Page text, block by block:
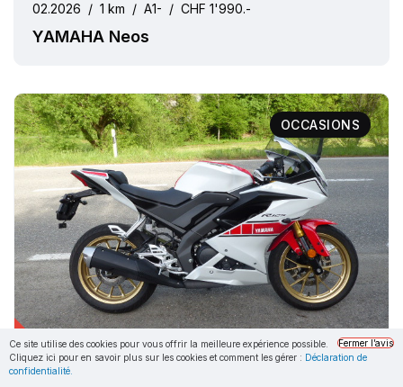
Fermer l’avis
Ce site utilise des cookies pour vous offrir la meilleure expérience possible.
Cliquez ici pour en savoir plus sur les cookies et comment les gérer : Déclaration de
confidentialité.
02.2026 / 1 km / A1- / CHF 1'990.-
YAMAHA Neos
OCCASIONS
11 kW